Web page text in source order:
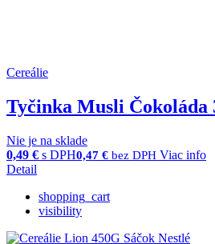
Cereálie
Tyčinka Musli Čokoláda
Nie je na sklade
0,49 € s DPH0,47 € bez DPH Viac info
Detail
shopping_cart
visibility